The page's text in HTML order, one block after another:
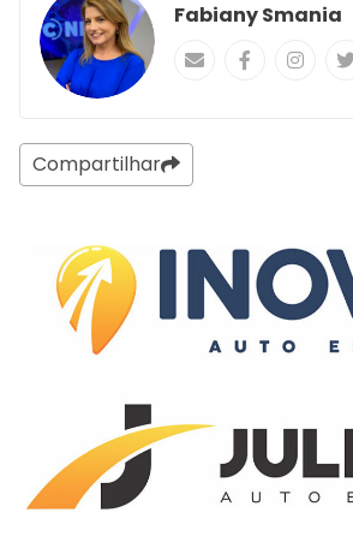
Fabiany Smania
Compartilhar